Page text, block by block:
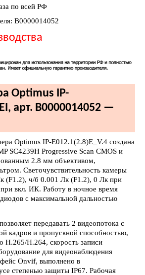
по всей РФ
В0000014052
Optimus IP-
арт. В0000014052 —
Optimus IP-E012.1(2.8)E_V.4 создана
SC4239H Progressive Scan CMOS и
2.8 мм объективом,
Светочувствительность камеры
(F1.2), ч/б 0.001 Лк (F1.2), 0 Лк при
вкл. ИК. Работу в ночное время
с максимальной дальностью
передавать 2 видеопотока с
кадров и пропускной способностью,
H.265/H.264, скорость записи
для видеонаблюдения
Onvif, выполнено в
степенью защиты IP67. Рабочая